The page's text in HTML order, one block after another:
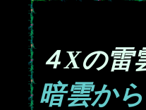
４Xの雷
暗雲か